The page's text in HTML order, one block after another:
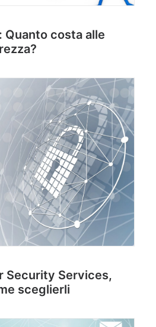
costa alle
Security Services,
sceglierli